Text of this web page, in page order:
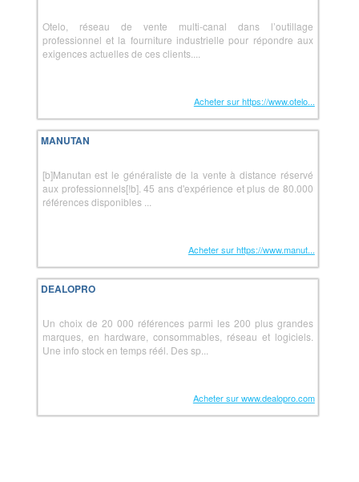
Otelo, réseau de vente multi-canal dans l’outillage
professionnel et la fourniture industrielle pour répondre aux
exigences actuelles de ces clients....
Acheter sur https://www.otelo...
MANUTAN
[b]Manutan est le généraliste de la vente à distance réservé
aux professionnels[!b]. 45 ans d'expérience et plus de 80.000
références disponibles ...
Acheter sur https://www.manut...
DEALOPRO
Un choix de 20 000 références parmi les 200 plus grandes
marques, en hardware, consommables, réseau et logiciels.
Une info stock en temps réél. Des sp...
Acheter sur www.dealopro.com